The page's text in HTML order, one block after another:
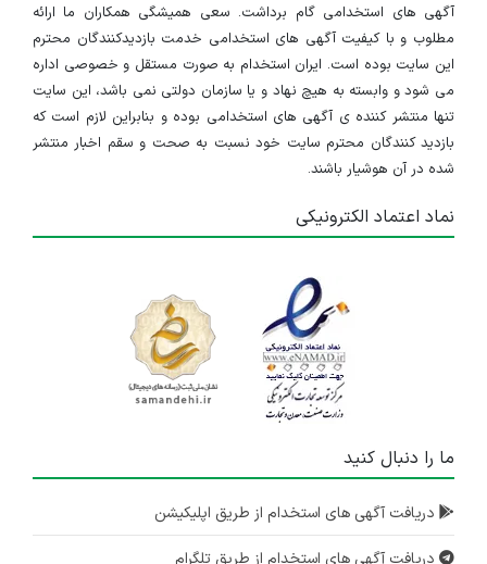
آگهی های استخدامی گام برداشت. سعی همیشگی همکاران ما ارائه
مطلوب و با کیفیت آگهی های استخدامی خدمت بازدیدکنندگان محترم
این سایت بوده است. ایران استخدام به صورت مستقل و خصوصی اداره
می شود و وابسته به هیچ نهاد و یا سازمان دولتی نمی باشد، این سایت
تنها منتشر کننده ی آگهی های استخدامی بوده و بنابراین لازم است که
بازدید کنندگان محترم سایت خود نسبت به صحت و سقم اخبار منتشر
شده در آن هوشیار باشند.
نماد اعتماد الکترونیکی
ما را دنبال کنید
دریافت آگهی های استخدام از طریق اپلیکیشن
دریافت آگهی های استخدام از طریق تلگرام